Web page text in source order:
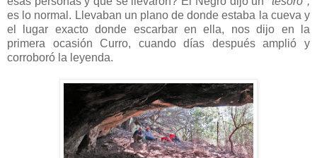
es lo normal. Llevaban un plano de donde estaba la cueva y
el lugar exacto donde escarbar en ella, nos dijo en la
primera ocasión Curro, cuando días después amplió y
corroboró la leyenda.